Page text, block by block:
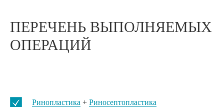
ПЕРЕЧЕНЬ ВЫПОЛНЯЕМЫХ
ОПЕРАЦИЙ
Ринопластика + Риносептопластика